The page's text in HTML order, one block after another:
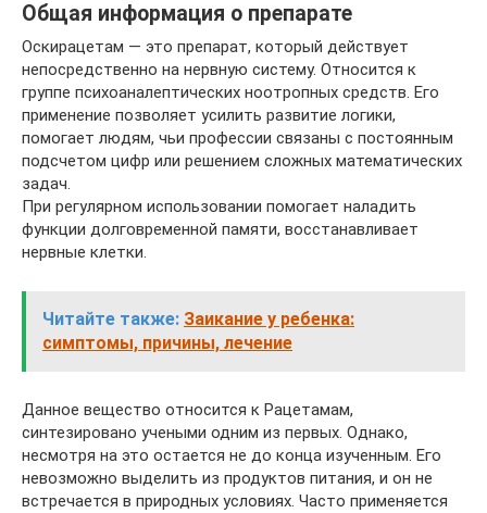
Общая информация о препарате
Оскирацетам — это препарат, который действует
непосредственно на нервную систему. Относится к
группе психоаналептических ноотропных средств. Его
применение позволяет усилить развитие логики,
помогает людям, чьи профессии связаны с постоянным
подсчетом цифр или решением сложных математических
задач.
При регулярном использовании помогает наладить
функции долговременной памяти, восстанавливает
нервные клетки.
Читайте также: Заикание у ребенка:
симптомы, причины, лечение
Данное вещество относится к Рацетамам,
синтезировано учеными одним из первых. Однако,
несмотря на это остается не до конца изученным. Его
невозможно выделить из продуктов питания, и он не
встречается в природных условиях. Часто применяется